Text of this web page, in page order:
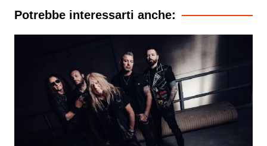
Potrebbe interessarti anche: